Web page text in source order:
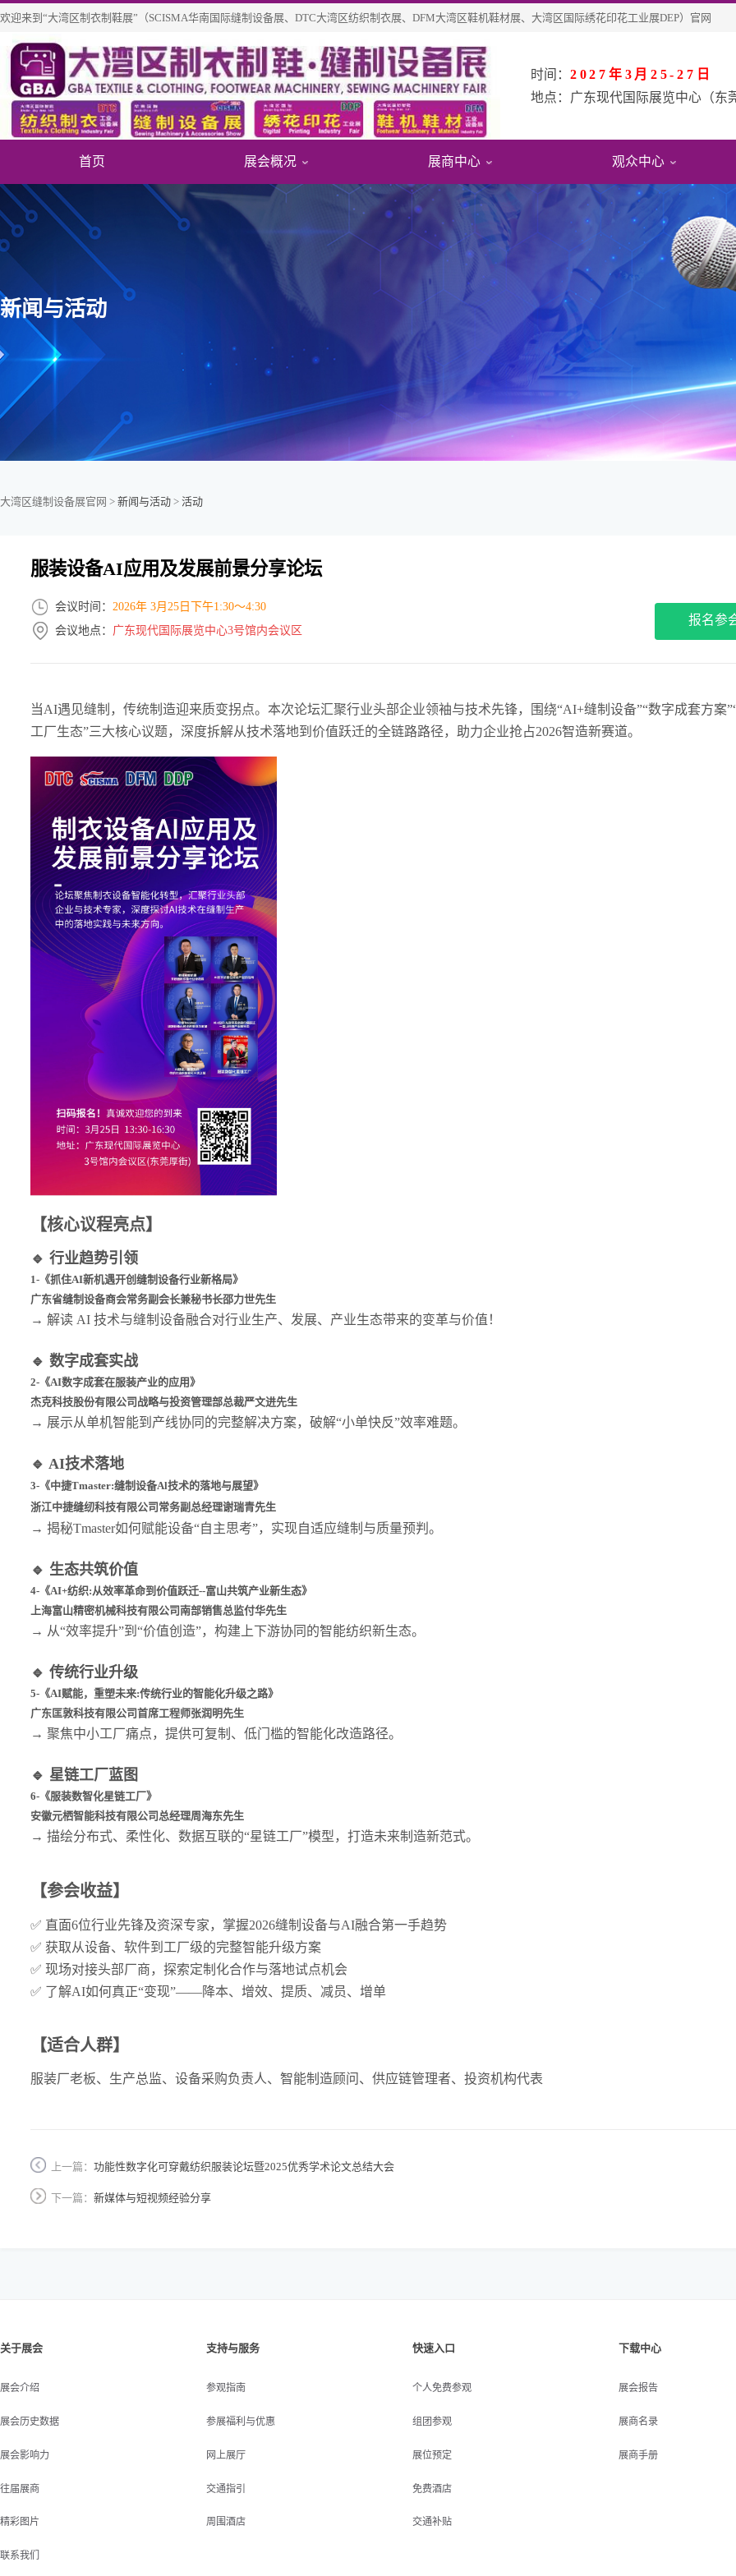
欢迎来到“大湾区制衣制鞋展”（SCISMA华南国际缝制设备展、DTC大湾区纺织制衣展、DFM大湾区鞋机鞋材展、大湾区国际绣花印花工业展DEP）官网
时间： 2027年3月25-27日
地点： 广东现代国际展览中心（东
首页 展会概况
关于展会
展会历史数据
展会影响力
展会影响力
展商中心
展商信息
新品技术
展位申请
参展福利&优惠
观众中心
免费参观报名
重磅观众福利
参观指引
交通指引
新闻与活动
大湾区缝制设备展官网 > 新闻与活动 > 活动
服装设备AI应用及发展前景分享论坛
会议时间： 2026年 3月25日下午1:30～4:30
会议地点： 广东现代国际展览中心3号馆内会议区
报名参
当AI遇见缝制，传统制造迎来质变拐点。本次论坛汇聚行业头部企业领袖与技术先锋，围绕“AI+缝制设备”“数字成套方案
工厂生态”三大核心议题，深度拆解从技术落地到价值跃迁的全链路路径，助力企业抢占2026智造新赛道。
【核心议程亮点】
🔹 行业趋势引领
1-《抓住AI新机遇开创缝制设备行业新格局》
广东省缝制设备商会常务副会长兼秘书长邵力世先生
→ 解读 AI 技术与缝制设备融合对行业生产、发展、产业生态带来的变革与价值！
🔹 数字成套实战
2-《AI数字成套在服装产业的应用》
杰克科技股份有限公司战略与投资管理部总裁严文进先生
→ 展示从单机智能到产线协同的完整解决方案，破解“小单快反”效率难题。
🔹 AI技术落地
3-《中捷Tmaster:缝制设备Al技术的落地与展望》
浙江中捷缝纫科技有限公司常务副总经理谢瑞青先生
→ 揭秘Tmaster如何赋能设备“自主思考”，实现自适应缝制与质量预判。
🔹 生态共筑价值
4-《AI+纺织:从效率革命到价值跃迁--富山共筑产业新生态》
上海富山精密机械科技有限公司南部销售总监付华先生
→ 从“效率提升”到“价值创造”，构建上下游协同的智能纺织新生态。
🔹 传统行业升级
5-《AI赋能，重塑未来:传统行业的智能化升级之路》
广东匡敦科技有限公司首席工程师张润明先生
→ 聚焦中小工厂痛点，提供可复制、低门槛的智能化改造路径。
🔹 星链工厂蓝图
6-《服装数智化星链工厂》
安徽元栖智能科技有限公司总经理周海东先生
→ 描绘分布式、柔性化、数据互联的“星链工厂”模型，打造未来制造新范式。
【参会收益】
✅ 直面6位行业先锋及资深专家，掌握2026缝制设备与AI融合第一手趋势
✅ 获取从设备、软件到工厂级的完整智能升级方案
✅ 现场对接头部厂商，探索定制化合作与落地试点机会
✅ 了解AI如何真正“变现”——降本、增效、提质、减员、增单
【适合人群】
服装厂老板、生产总监、设备采购负责人、智能制造顾问、供应链管理者、投资机构代表
上一篇： 功能性数字化可穿戴纺织服装论坛暨2025优秀学术论文总结大会
下一篇： 新媒体与短视频经验分享
关于展会
展会介绍
展会历史数据
展会影响力
往届展商
精彩图片
联系我们
支持与服务
参观指南
参展福利与优惠
网上展厅
交通指引
周围酒店
快速入口
个人免费参观
组团参观
展位预定
免费酒店
交通补贴
下载中心
展会报告
展商名录
展商手册